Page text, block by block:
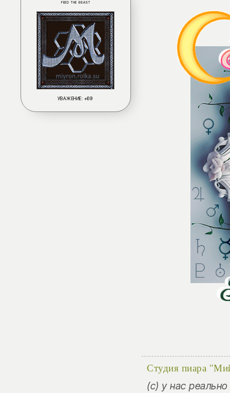
FEED THE BEAST
УВАЖЕНИЕ: +69
Студия пиара
(с) у нас